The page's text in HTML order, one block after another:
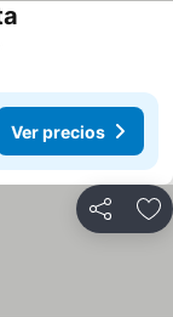
Ver precios
Compartir